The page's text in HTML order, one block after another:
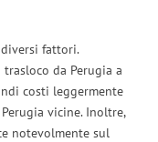
fattori.
da Perugia a
costi leggermente
vicine. Inoltre,
notevolmente sul